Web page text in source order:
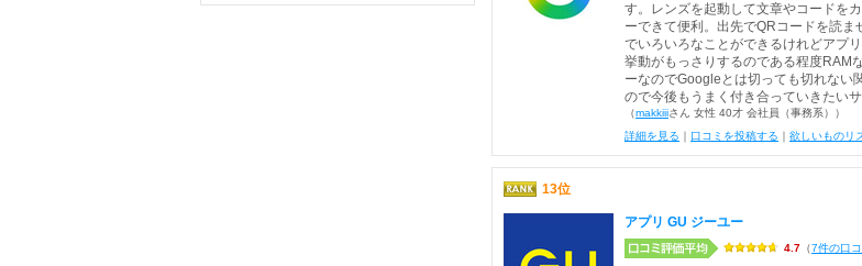
す。レンズを起動して文章やコードを
ーできて便利。出先でQRコードを読
でいろいろなことができるけれどアプ
挙動がもっさりするのである程度RAM
ーなのでGoogleとは切っても切れない
ので今後もうまく付き合っていきたいサ
（makkiiiさん 女性 40才 会社員（事務系））
詳細を見る ｜ 口コミを投稿する ｜ 欲しいものリ
13位
アプリ GU ジーユー
4.7 （7件の口コ